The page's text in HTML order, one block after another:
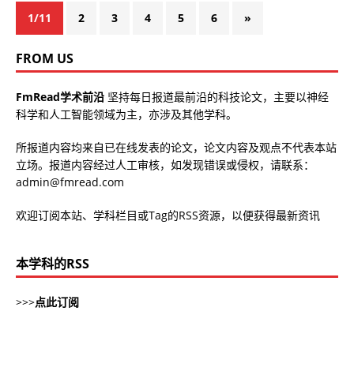
1/11 2 3 4 5 6 »
FROM US
FmRead学术前沿 坚持每日报道最前沿的科技论文，主要以神经
科学和人工智能领域为主，亦涉及其他学科。
所报道内容均来自已在线发表的论文，论文内容及观点不代表本站
立场。报道内容经过人工审核，如发现错误或侵权，请联系：
admin@fmread.com
欢迎订阅本站、学科栏目或Tag的RSS资源，以便获得最新资讯
本学科的RSS
>>>点此订阅